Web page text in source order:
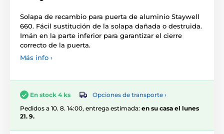
Solapa de recambio para puerta de aluminio Staywell
660. Fácil sustitución de la solapa dañada o destruida.
Imán en la parte inferior para garantizar el cierre
correcto de la puerta.
Más info ›
En stock 4 ks
Opciones de transporte ›
Pedidos a 10. 8. 14:00, entrega estimada: en su casa el lunes
21. 9.